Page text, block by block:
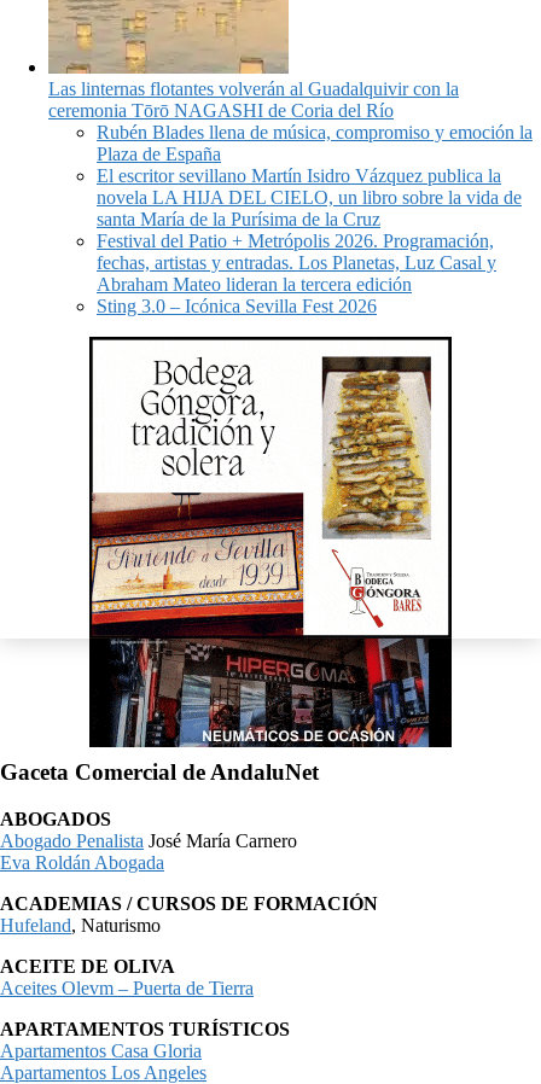
Las linternas flotantes volverán al Guadalquivir con la
ceremonia Tōrō NAGASHI de Coria del Río
Rubén Blades llena de música, compromiso y emoción la
Plaza de España
El escritor sevillano Martín Isidro Vázquez publica la
novela LA HIJA DEL CIELO, un libro sobre la vida de
santa María de la Purísima de la Cruz
Festival del Patio + Metrópolis 2026. Programación,
fechas, artistas y entradas. Los Planetas, Luz Casal y
Abraham Mateo lideran la tercera edición
Sting 3.0 – Icónica Sevilla Fest 2026
Gaceta Comercial de AndaluNet
ABOGADOS
Abogado Penalista José María Carnero
Eva Roldán Abogada
ACADEMIAS / CURSOS DE FORMACIÓN
Hufeland, Naturismo
ACEITE DE OLIVA
Aceites Olevm – Puerta de Tierra
APARTAMENTOS TURÍSTICOS
Apartamentos Casa Gloria
Apartamentos Los Angeles